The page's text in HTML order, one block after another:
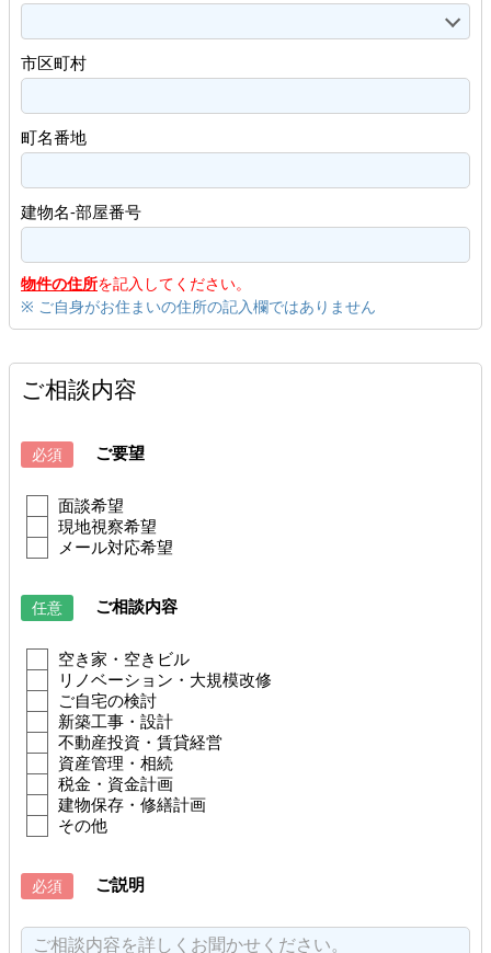
市区町村
町名番地
建物名-部屋番号
物件の住所を記入してください。
※ ご自身がお住まいの住所の記入欄ではありません
ご相談内容
必須 ご要望
面談希望
現地視察希望
メール対応希望
任意 ご相談内容
空き家・空きビル
リノベーション・大規模改修
ご自宅の検討
新築工事・設計
不動産投資・賃貸経営
資産管理・相続
税金・資金計画
建物保存・修繕計画
その他
必須 ご説明